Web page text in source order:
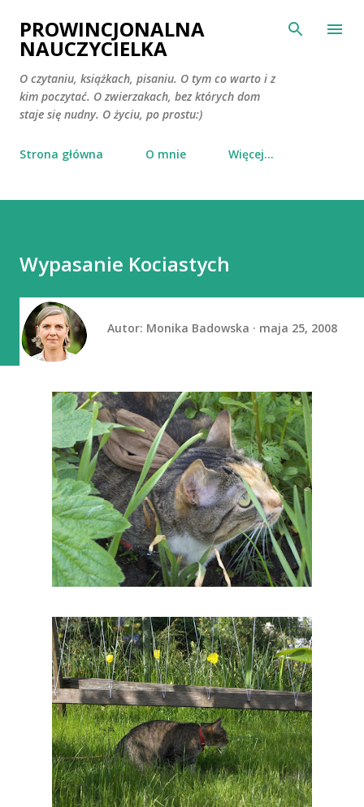
Przejdź do głównej zawartości
PROWINCJONALNA
NAUCZYCIELKA
O czytaniu, książkach, pisaniu. O tym co warto i z
kim poczytać. O zwierzakach, bez których dom
staje się nudny. O życiu, po prostu:)
Strona główna O mnie Więcej…
Wypasanie Kociastych
Autor: Monika Badowska maja 25, 2008